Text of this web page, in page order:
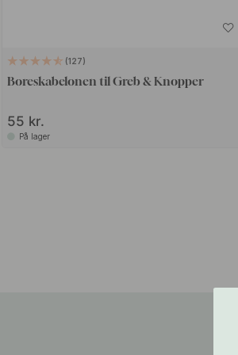
127
Boreskabelonen til Greb & Knopper
55 kr.
På lager